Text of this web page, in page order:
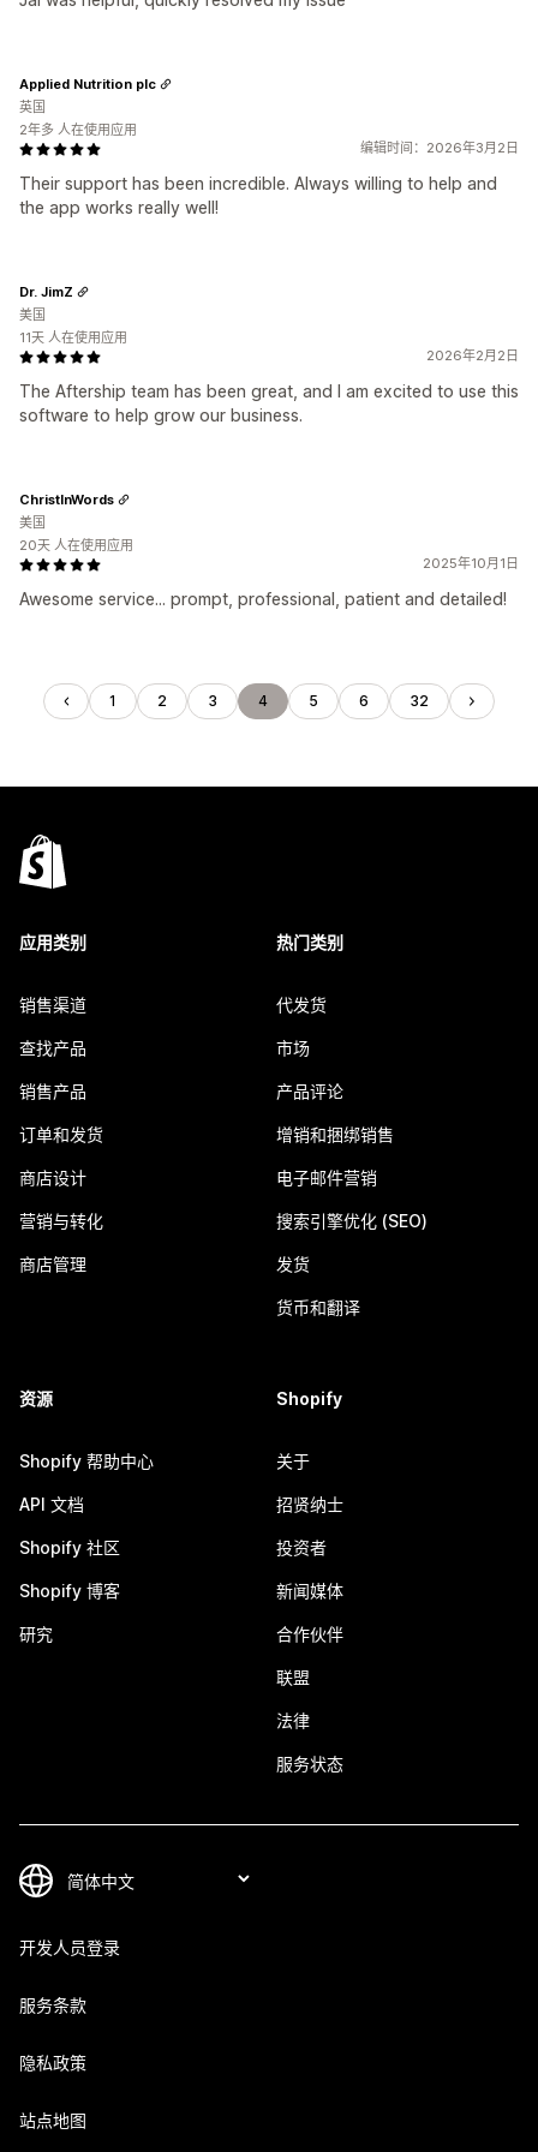
编辑时间：2026年3月2日
Their support has been incredible. Always willing to help and
the app works really well!
Applied Nutrition plc
英国
2年多 人在使用应用
2026年2月2日
The Aftership team has been great, and I am excited to use this
software to help grow our business.
Dr. JimZ
美国
11天 人在使用应用
2025年10月1日
Awesome service... prompt, professional, patient and detailed!
ChristInWords
美国
20天 人在使用应用
1 2 3 4 5 6 32
应用类别
销售渠道
查找产品
销售产品
订单和发货
商店设计
营销与转化
商店管理
热门类别
代发货
市场
产品评论
增销和捆绑销售
电子邮件营销
搜索引擎优化 (SEO)
发货
货币和翻译
资源
Shopify 帮助中心
API 文档
Shopify 社区
Shopify 博客
研究
Shopify
关于
招贤纳士
投资者
新闻媒体
合作伙伴
联盟
法律
服务状态
开发人员登录
服务条款
隐私政策
站点地图